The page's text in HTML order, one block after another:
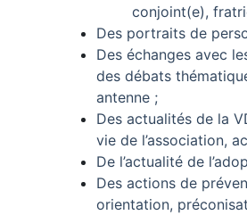
conjoint(e),
Des portraits de
Des échanges avec
des débats
antenne ;
Des actualités de la
vie de l’association,
De l’actualité de
Des actions de
orientation,